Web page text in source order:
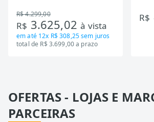
Tecnologia Inverter, Branco,
Bivolt
R$ 4.299,00
R$ 3.625,02à vista
em até 12x R$ 308,25sem juros
total de R$ 3.699,00 a prazo
R$
OFERTAS - LOJAS E
PARCEIRAS